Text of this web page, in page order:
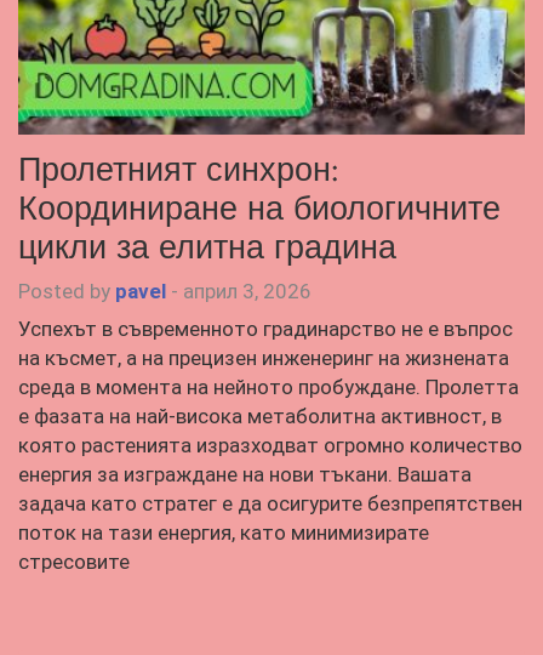
Пролетният синхрон:
Координиране на биологичните
цикли за елитна градина
Posted by pavel - април 3, 2026
Успехът в съвременното градинарство не е въпрос
на късмет, а на прецизен инженеринг на жизнената
среда в момента на нейното пробуждане. Пролетта
е фазата на най-висока метаболитна активност, в
която растенията изразходват огромно количество
енергия за изграждане на нови тъкани. Вашата
задача като стратег е да осигурите безпрепятствен
поток на тази енергия, като минимизирате
стресовите